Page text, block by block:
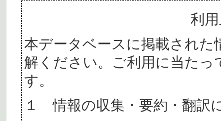
利
本データベースに掲載された
解ください。ご利用に当た
す。
１ 情報の収集・要約・翻訳